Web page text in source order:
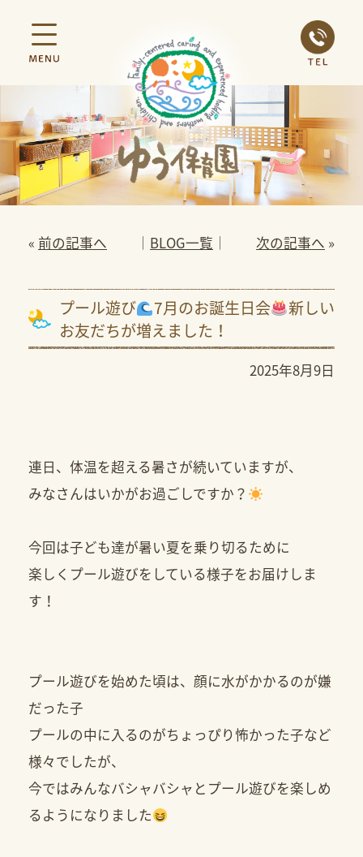
« 前の記事へ │ BLOG一覧 │ 次の記事へ »
プール遊び 7月のお誕生日会
新しい
お友だちが増えました！
2025年8月9日
連日、体温を超える暑さが続いていますが、
みなさんはいかがお過ごしですか？
今回は子ども達が暑い夏を乗り切るために
楽しくプール遊びをしている様子をお届けしま
す！
プール遊びを始めた頃は、顔に水がかかるのが嫌
だった子
プールの中に入るのがちょっぴり怖かった子など
様々でしたが、
今ではみんなバシャバシャとプール遊びを楽しめ
るようになりました